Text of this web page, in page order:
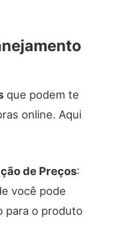
que podem te
online. Aqui
de Preços:
você pode
para o produto